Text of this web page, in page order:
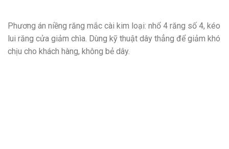
Phương án niềng răng mắc cài kim loại: nhổ 4 răng số 4, kéo
lui răng cửa giảm chìa. Dùng kỹ thuật dây thẳng để giảm khó
chịu cho khách hàng, không bẻ dây.